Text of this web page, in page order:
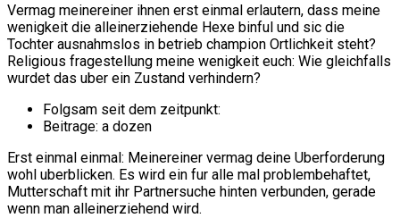
Vermag meinereiner ihnen erst einmal erlautern, dass meine
wenigkeit die alleinerziehende Hexe binful und sic die
Tochter ausnahmslos in betrieb champion Ortlichkeit steht?
Religious fragestellung meine wenigkeit euch: Wie gleichfalls
wurdet das uber ein Zustand verhindern?
Folgsam seit dem zeitpunkt:
Beitrage: a dozen
Erst einmal einmal: Meinereiner vermag deine Uberforderung
wohl uberblicken. Es wird ein fur alle mal problembehaftet,
Mutterschaft mit ihr Partnersuche hinten verbunden, gerade
wenn man alleinerziehend wird.